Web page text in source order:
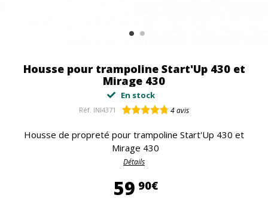
Housse pour trampoline Start'Up 430 et
Mirage 430
En stock
Réf. INI4371 4avis
Housse de propreté pour trampoline Start'Up 430 et
Mirage 430
Détails
59 90€59,90 €